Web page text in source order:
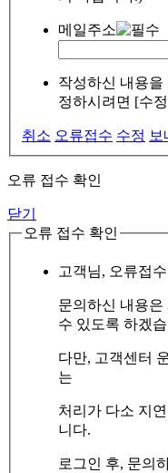
메일주소
작성하신 내용
정하시려면 [수
취소 오류접수 수정 보
오류 접수 확인
닫기
오류 접수 확인
고객님, 오류접
문의하신 내용은
수 있도록 하겠
다만, 고객센터
는
처리가 다소 지
니다.
로그인 후, 문의